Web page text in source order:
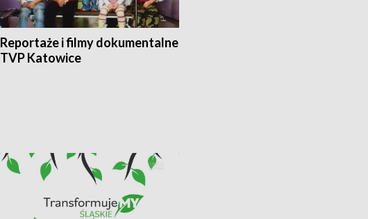
Reportaże i filmy dokumentalne
TVP Katowice